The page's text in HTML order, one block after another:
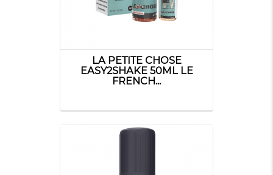
LA PETITE CHOSE
EASY2SHAKE 50ML LE
FRENCH...